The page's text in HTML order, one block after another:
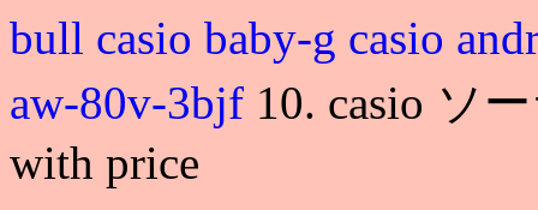
bull casio baby-g casio
aw-80v-3bjf 10. casio ソ
with price